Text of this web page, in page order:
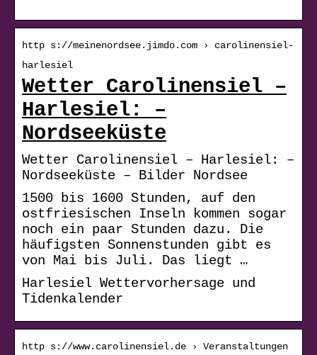
http s://meinenordsee.jimdo.com › carolinensiel-
harlesiel
Wetter Carolinensiel –
Harlesiel: –
Nordseeküste
Wetter Carolinensiel – Harlesiel: –
Nordseeküste – Bilder Nordsee
1500 bis 1600 Stunden, auf den
ostfriesischen Inseln kommen sogar
noch ein paar Stunden dazu. Die
häufigsten Sonnenstunden gibt es
von Mai bis Juli. Das liegt …
Harlesiel Wettervorhersage und
Tidenkalender
http s://www.carolinensiel.de › Veranstaltungen